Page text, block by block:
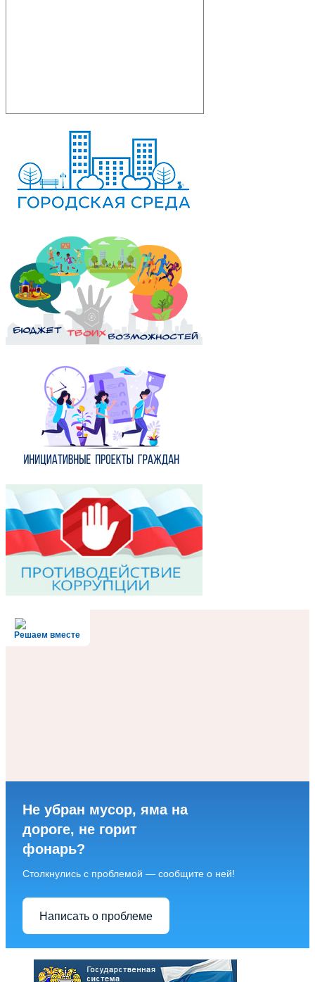
Решаем вместе
Не убран мусор, яма на
дороге, не горит
фонарь?
Столкнулись с проблемой — сообщите о ней!
Написать о проблеме